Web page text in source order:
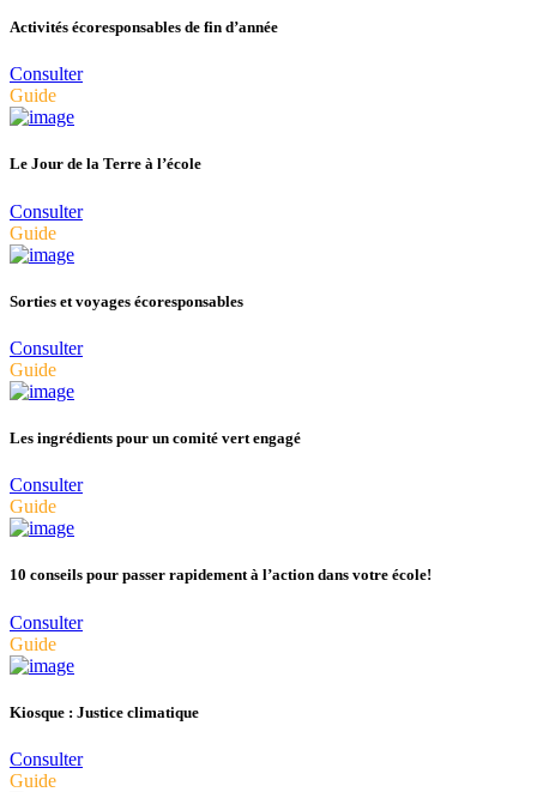
Activités écoresponsables de fin d’année
Consulter
Guide
Le Jour de la Terre à l’école
Consulter
Guide
Sorties et voyages écoresponsables
Consulter
Guide
Les ingrédients pour un comité vert engagé
Consulter
Guide
10 conseils pour passer rapidement à l’action dans votre école!
Consulter
Guide
Kiosque : Justice climatique
Consulter
Guide